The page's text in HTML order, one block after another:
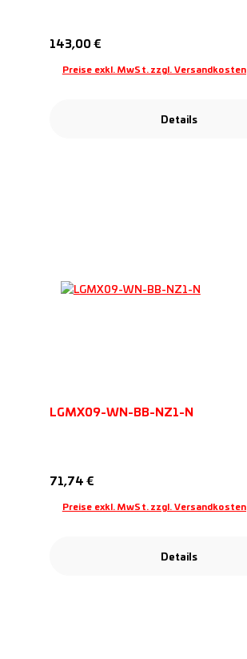
Regulärer Preis:
143,00 €
Preise exkl. MwSt. zzgl. Versandkosten
Details
LGMX09-WN-BB-NZ1-N
Regulärer Preis:
71,74 €
Preise exkl. MwSt. zzgl. Versandkosten
Details